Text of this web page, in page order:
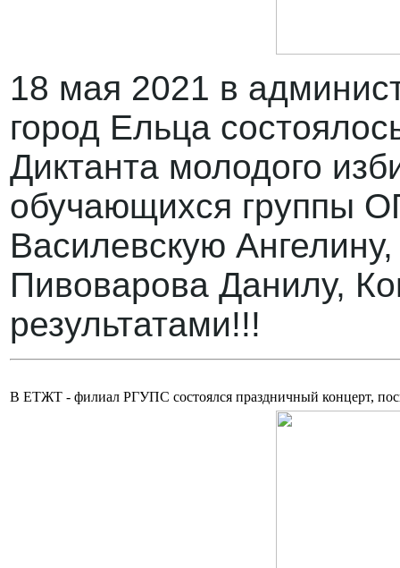
18 мая 2021 в
город Ельца
Диктанта молодого
обучающихся группы
Василевскую
Пивоварова Данилу,
результатами!!!
В ЕТЖТ - филиал РГУПС состоялся праздничный концерт,